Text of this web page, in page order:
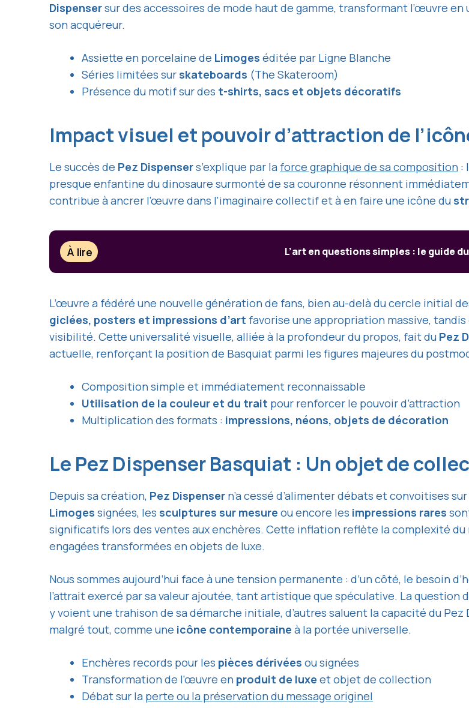
Dispensersur des accessoires de mode haut de gamme, transformant l’œuvre
son acquéreur.
Assiette en porcelaine de Limoges éditée par Ligne Blanche
Séries limitées sur skateboards (The Skateroom)
Présence du motif sur des t-shirts, sacs et objets décoratifs
Impact visuel et pouvoir d’attraction de
Le succès de Pez Dispensers’explique par la force graphique de sa composition :
presque enfantine du dinosaure surmonté de sa couronne résonnent
contribue à ancrer l’œuvre dans l’imaginaire collectif et à en faire une icône du
À lire L’art en questions simples : le guide
L’œuvre a fédéré une nouvelle génération de fans, bien au-delà du cercle initial
giclées, posters et impressions d’art favorise une appropriation massive,
visibilité. Cette universalité visuelle, alliée à la profondeur du propos, fait du Pez
actuelle, renforçant la position de Basquiat parmi les figures majeures du
Composition simple et immédiatement reconnaissable
Utilisation de la couleur et du trait pour renforcer le pouvoir d’attraction
Multiplication des formats : impressions, néons, objets de décoration
Le Pez Dispenser Basquiat : Un objet de
Depuis sa création, Pez Dispenser n’a cessé d’alimenter débats et convoitises
Limoges signées, les sculptures sur mesure ou encore les impressions rares
significatifs lors des ventes aux enchères. Cette inflation reflète la complexité
engagées transformées en objets de luxe.
Nous sommes aujourd’hui face à une tension permanente : d’un côté, le besoin
l’attrait exercé par sa valeur ajoutée, tant artistique que spéculative. La
y voient une trahison de sa démarche initiale, d’autres saluent la capacité du Pez
malgré tout, comme une icône contemporaine à la portée universelle.
Enchères records pour les pièces dérivées ou signées
Transformation de l’œuvre en produit de luxe et objet de collection
Débat sur la perte ou la préservation du message originel